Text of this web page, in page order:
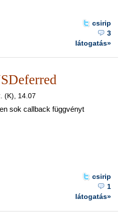
csirip
3
látogatás»
(K), 14.07
sok callback függvényt
csirip
1
látogatás»